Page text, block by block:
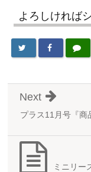
よろしければ
プラス11月号『商
Next
ミニリー